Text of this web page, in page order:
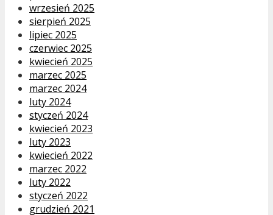
wrzesień 2025
sierpień 2025
lipiec 2025
czerwiec 2025
kwiecień 2025
marzec 2025
marzec 2024
luty 2024
styczeń 2024
kwiecień 2023
luty 2023
kwiecień 2022
marzec 2022
luty 2022
styczeń 2022
grudzień 2021